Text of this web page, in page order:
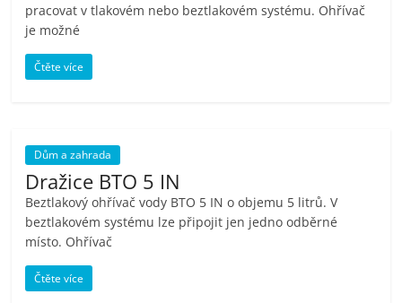
pracovat v tlakovém nebo beztlakovém systému. Ohřívač
je možné
Čtěte více
Dům a zahrada
Dražice BTO 5 IN
Beztlakový ohřívač vody BTO 5 IN o objemu 5 litrů. V
beztlakovém systému lze připojit jen jedno odběrné
místo. Ohřívač
Čtěte více